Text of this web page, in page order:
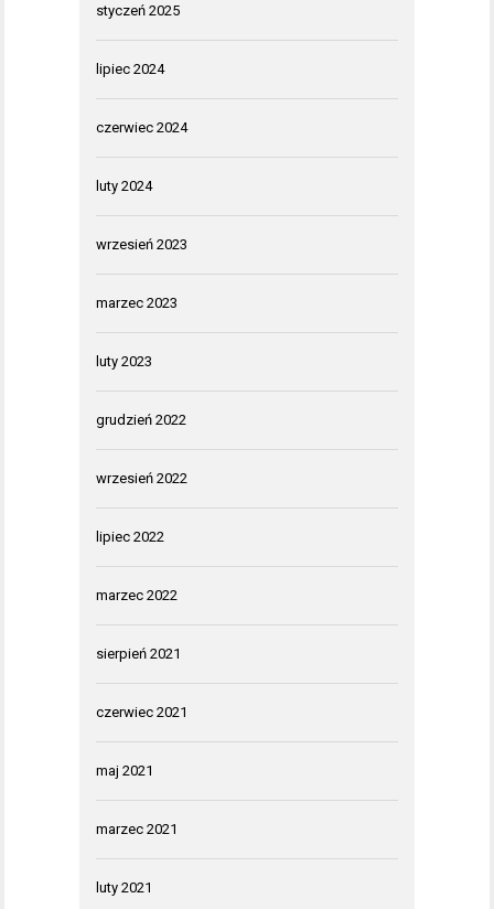
styczeń 2025
lipiec 2024
czerwiec 2024
luty 2024
wrzesień 2023
marzec 2023
luty 2023
grudzień 2022
wrzesień 2022
lipiec 2022
marzec 2022
sierpień 2021
czerwiec 2021
maj 2021
marzec 2021
luty 2021